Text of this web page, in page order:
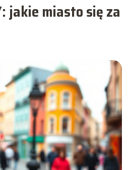
jakie miasto się za